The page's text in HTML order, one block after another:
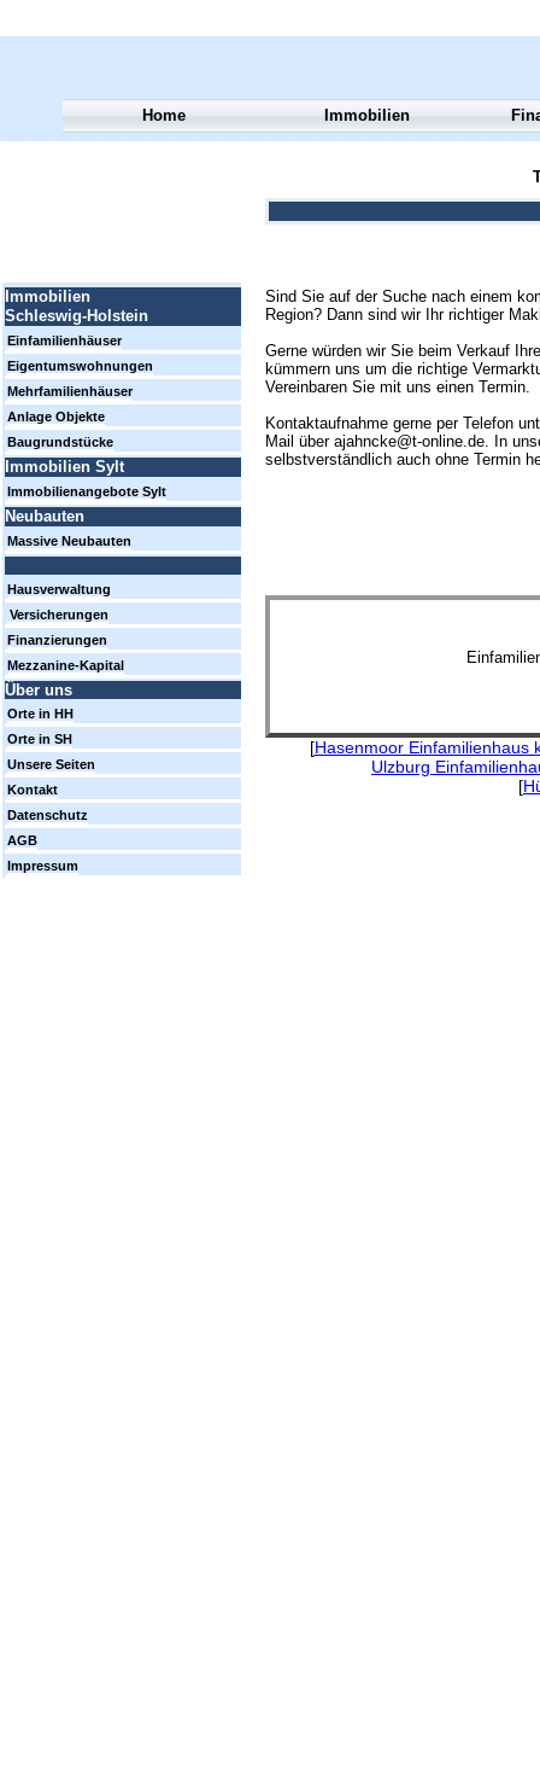
Sind Sie auf der Suche nach einem
Region? Dann sind wir Ihr richtiger
Gerne würden wir Sie beim Verkauf
kümmern uns um die richtige
Vereinbaren Sie mit uns einen Termin.
Kontaktaufnahme gerne per Telefon
Mail über ajahncke@t-online.de. In
selbstverständlich auch ohne Termin
[Hasenmoor Einfamilienhaus
Ulzburg
[
Home Immobilien
Immobilien
Schleswig-Holstein
Einfamilienhäuser
Eigentumswohnungen
Mehrfamilienhäuser
Anlage Objekte
Baugrundstücke
Immobilien Sylt
Immobilienangebote Sylt
Neubauten
Massive Neubauten
Hausverwaltung
Versicherungen
Finanzierungen
Mezzanine-Kapital
Über uns
Orte in HH
Orte in SH
Unsere Seiten
Kontakt
Datenschutz
AGB
Impressum